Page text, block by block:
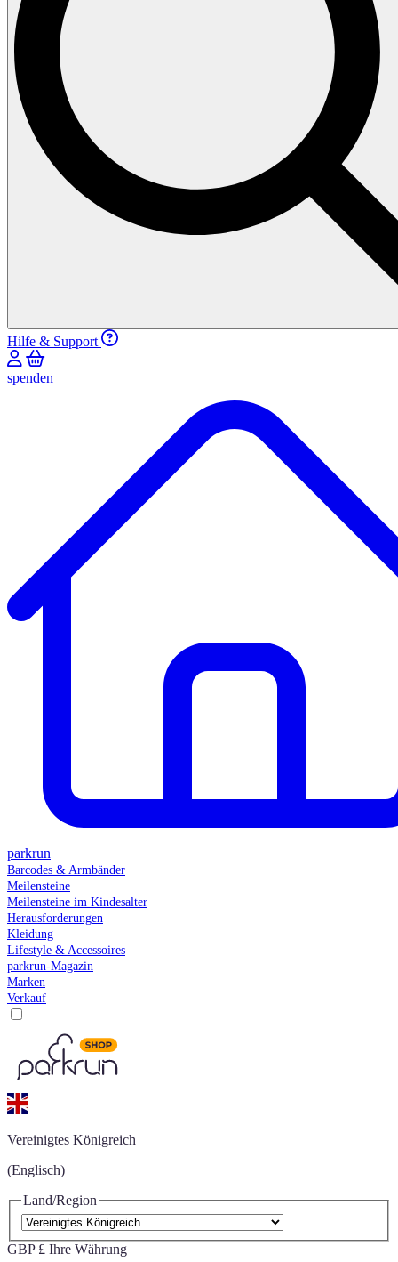
Hilfe & Support
spenden
parkrun
Barcodes & Armbänder
Meilensteine
Meilensteine im Kindesalter
Herausforderungen
Kleidung
Lifestyle & Accessoires
parkrun-Magazin
Marken
Verkauf
Vereinigtes Königreich
(Englisch)
Land/Region
GBP £ Ihre Währung